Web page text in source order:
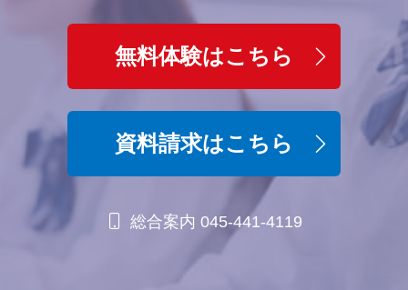
無料体験はこちら
資料請求はこちら
総合案内 045-441-4119